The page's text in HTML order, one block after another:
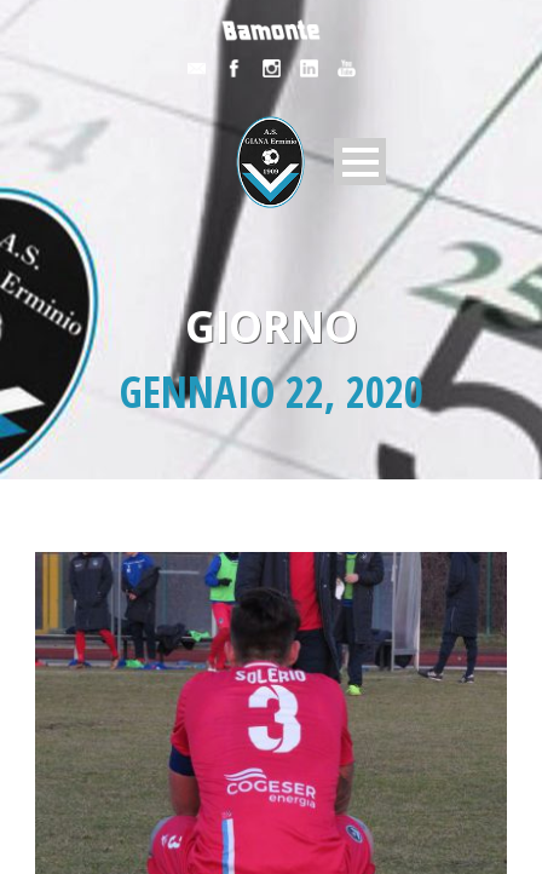
GIORNO
GENNAIO 22, 2020